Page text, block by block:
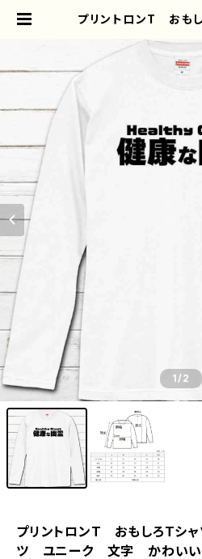
プリントロンT おも
字 かわいい メン
おしゃれ おすす
気 イラストレータ
シャツ タイトル：健
ト） 作：んごミッ
ケース/スマホケース/
れ/イラストレーター
払い/通販｜雑貨
1/2
プリントロンT おもしろTシ
ツ ユニーク 文字 かわい